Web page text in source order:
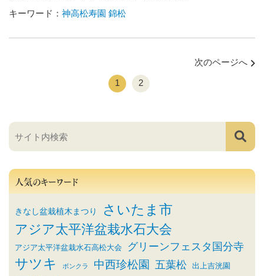
キーワード： 神高松寿園 錦松
1 2
次のページへ
人気のキーワード
きなし盆栽植木まつり さいたま市
アジア太平洋盆栽水石大会
アジア太平洋盆栽水石高松大会 グリーンフェスタ国分寺
サツキ ボンクラ 中西珍松園 五葉松 出上吉洸園